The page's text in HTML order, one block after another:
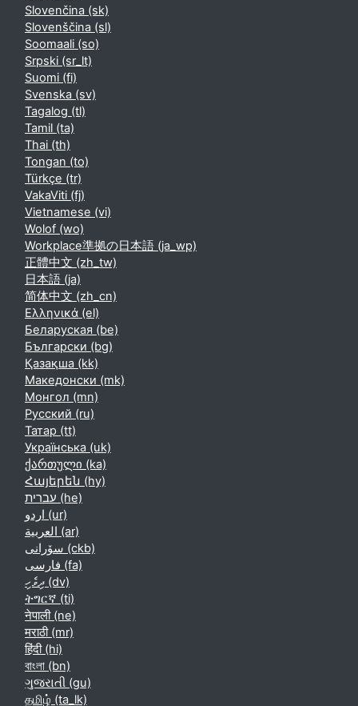
Slovenčina ‎(sk)‎
Slovenščina ‎(sl)‎
Soomaali ‎(so)‎
Srpski ‎(sr_lt)‎
Suomi ‎(fi)‎
Svenska ‎(sv)‎
Tagalog ‎(tl)‎
Tamil ‎(ta)‎
Thai ‎(th)‎
Tongan ‎(to)‎
Türkçe ‎(tr)‎
VakaViti ‎(fj)‎
Vietnamese ‎(vi)‎
Wolof ‎(wo)‎
Workplace準拠の日本語 ‎(ja_wp)‎
正體中文 ‎(zh_tw)‎
日本語 ‎(ja)‎
简体中文 ‎(zh_cn)‎
Ελληνικά ‎(el)‎
Беларуская ‎(be)‎
Български ‎(bg)‎
Қазақша ‎(kk)‎
Македонски ‎(mk)‎
Монгол ‎(mn)‎
Русский ‎(ru)‎
Татар ‎(tt)‎
Українська ‎(uk)‎
ქართული ‎(ka)‎
Հայերեն ‎(hy)‎
עברית ‎(he)‎
اردو ‎(ur)‎
العربية ‎(ar)‎
سۆرانی ‎(ckb)‎
فارسی ‎(fa)‎
ދިވެހި ‎(dv)‎
ትግርኛ ‎(ti)‎
नेपाली ‎(ne)‎
मराठी ‎(mr)‎
हिंदी ‎(hi)‎
বাংলা ‎(bn)‎
ગુજરાતી ‎(gu)‎
தமிழ் ‎(ta_lk)‎